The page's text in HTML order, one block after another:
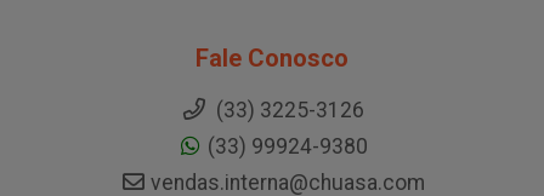
Fale Conosco
(33) 3225-3126
(33) 99924-9380
vendas.interna@chuasa.com